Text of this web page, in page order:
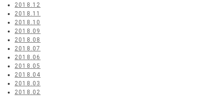
2018.12
2018.11
2018.10
2018.09
2018.08
2018.07
2018.06
2018.05
2018.04
2018.03
2018.02